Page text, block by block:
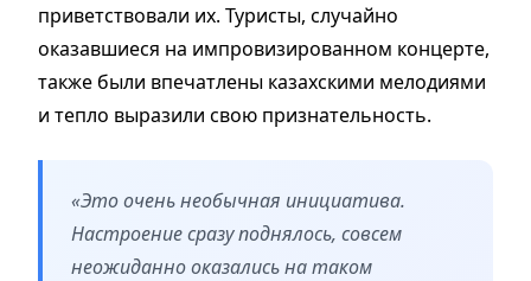
приветствовали их. Туристы, случайно
оказавшиеся на импровизированном концерте,
также были впечатлены казахскими мелодиями
и тепло выразили свою признательность.
«Это очень необычная инициатива.
Настроение сразу поднялось, совсем
неожиданно оказались на таком